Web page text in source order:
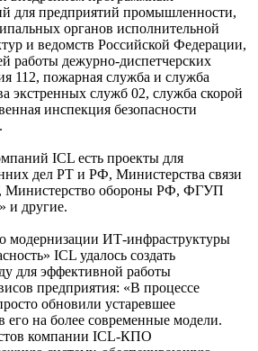
для предприятий промышленности,
органов исполнительной
и ведомств Российской Федерации,
работы дежурно-диспетчерских
112, пожарная служба и служба
экстренных служб 02, служба скорой
инспекция безопасности
ICL есть проекты для
дел РТ и РФ, Министерства связи
Министерство обороны РФ, ФГУП
и другие.
модернизации ИТ-инфраструктуры
ICL удалось создать
для эффективной работы
предприятия: «В процессе
обновили устаревшее
его на более современные модели.
компании ICL-КПО